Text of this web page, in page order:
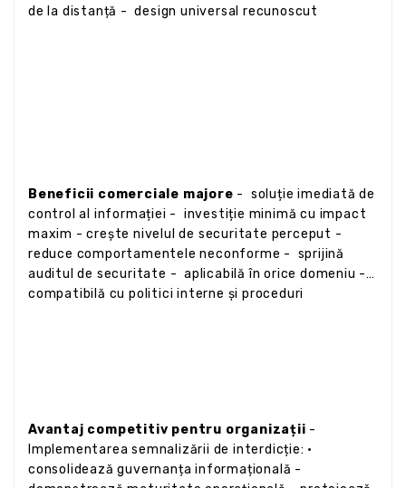
de la distanță - design universal recunoscut
Beneficii comerciale majore - soluție imediată de
control al informației - investiție minimă cu impact
maxim - crește nivelul de securitate perceput -
reduce comportamentele neconforme - sprijină
auditul de securitate - aplicabilă în orice domeniu -
compatibilă cu politici interne și proceduri
Avantaj competitiv pentru organizații -
Implementarea semnalizării de interdicție: •
consolidează guvernanța informațională -